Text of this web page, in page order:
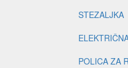
STEZALJKA
POLICA ZA